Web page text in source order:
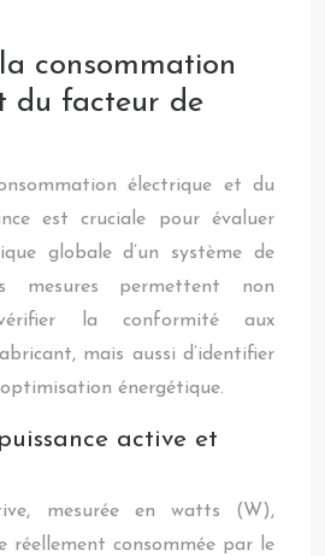
consommation
du facteur de
électrique et du
est cruciale pour évaluer
globale d’un système de
mesures permettent non
la conformité aux
mais aussi d’identifier
énergétique.
active et
mesurée en watts (W),
réellement consommée par le